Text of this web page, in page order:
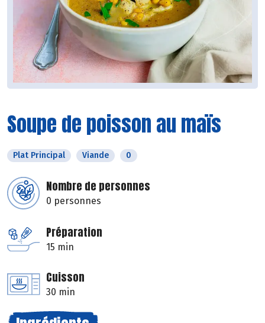
Soupe de poisson au maïs
Plat Principal Viande 0
Nombre de personnes
0 personnes
Préparation
15 min
Cuisson
30 min